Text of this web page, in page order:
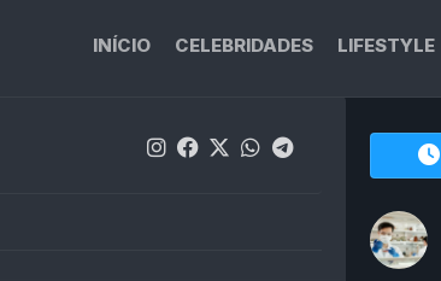
INÍCIO CELEBRIDADES LIFESTYLE
MODA
SAÚDE